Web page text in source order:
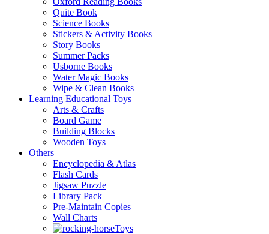
Quite Book
Science Books
Stickers & Activity Books
Story Books
Summer Packs
Usborne Books
Water Magic Books
Wipe & Clean Books
Learning Educational Toys
Arts & Crafts
Board Game
Building Blocks
Wooden Toys
Others
Encyclopedia & Atlas
Flash Cards
Jigsaw Puzzle
Library Pack
Pre-Maintain Copies
Wall Charts
Toys